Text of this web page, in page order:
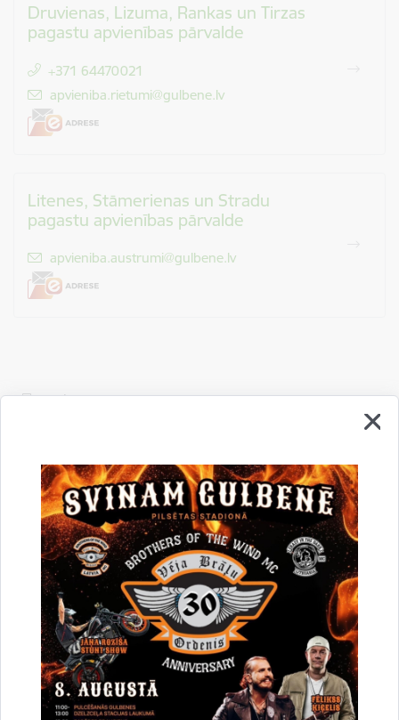
Druvienas, Lizuma, Rankas un Tirzas
pagastu apvienības pārvalde
+371 64470021
E-pasts:
apvieniba.rietumi@gulbene.lv
Litenes, Stāmerienas un Stradu
pagastu apvienības pārvalde
E-pasts:
apvieniba.austrumi@gulbene.lv
Drukāt lapu